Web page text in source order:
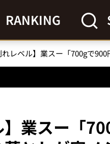
RANKING
】業スー「